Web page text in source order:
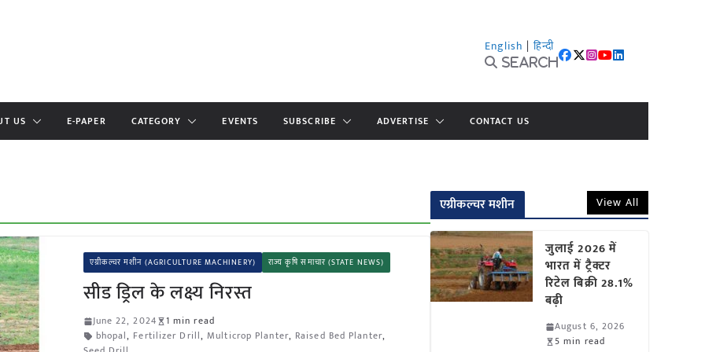
English | हिन्दी
Search
US E-PAPER CATEGORY EVENTS SUBSCRIBE ADVERTISE CONTACT US
एग्रीकल्चर मशीन (AGRICULTURE MACHINERY) राज्य कृषि समाचार (STATE NEWS)
सीड ड्रिल के लक्ष्य निरस्त
June 22, 2024
1 min read
bhopal, Fertilizer Drill,Multicrop Planter, Raised Bed Planter,
एग्रीकल्चर मशीन View All
जुलाई 2026 में
भारत में ट्रैक्टर
रिटेल बिक्री 28.1%
बढ़ी
August 6, 2026
5 min read